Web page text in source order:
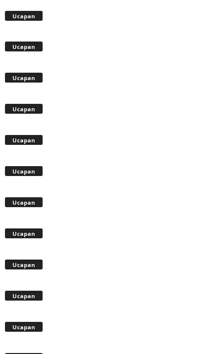
Ucapan
Ucapan
Ucapan
Ucapan
Ucapan
Ucapan
Ucapan
Ucapan
Ucapan
Ucapan
Ucapan